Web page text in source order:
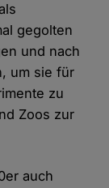
gegolten
und nach
um sie für
zu
Zoos zur
auch